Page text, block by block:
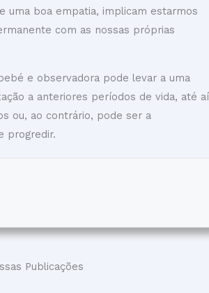
uma boa empatia, implicam estarmos
com as nossas próprias
e observadora pode levar a uma
a anteriores períodos de vida, até aí
ou, ao contrário, pode ser a
progredir.
Publicações